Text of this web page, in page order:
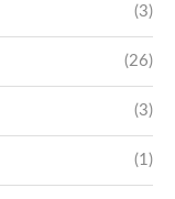
(3)
(26)
(3)
(1)